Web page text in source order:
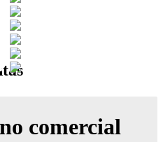
comercial